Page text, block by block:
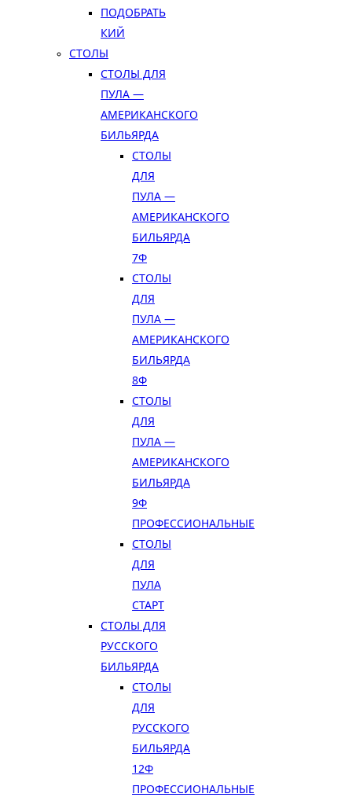
ПОДОБРАТЬ
КИЙ
СТОЛЫ
СТОЛЫ ДЛЯ
ПУЛА —
АМЕРИКАНСКОГО
БИЛЬЯРДА
СТОЛЫ
ДЛЯ
ПУЛА —
АМЕРИКАНСКОГО
БИЛЬЯРДА
7Ф
СТОЛЫ
ДЛЯ
ПУЛА —
АМЕРИКАНСКОГО
БИЛЬЯРДА
8Ф
СТОЛЫ
ДЛЯ
ПУЛА —
АМЕРИКАНСКОГО
БИЛЬЯРДА
9Ф
ПРОФЕССИОНАЛЬНЫЕ
СТОЛЫ
ДЛЯ
ПУЛА
СТАРТ
СТОЛЫ ДЛЯ
РУССКОГО
БИЛЬЯРДА
СТОЛЫ
ДЛЯ
РУССКОГО
БИЛЬЯРДА
12Ф
ПРОФЕССИОНАЛЬНЫЕ